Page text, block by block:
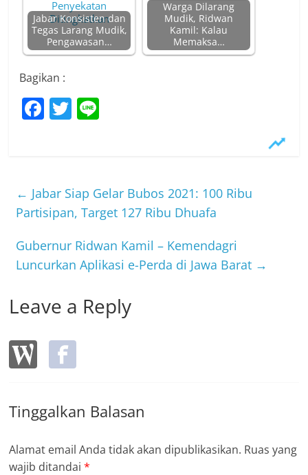
Jabar Konsisten dan
Tegas Larang Mudik,
Pengawasan…
Warga Dilarang
Mudik, Ridwan
Kamil: Kalau
Memaksa…
Bagikan :
F
b
o
o
k
T
← Jabar Siap Gelar Bubos 2021: 100 Ribu
Partisipan, Target 127 Ribu Dhuafa
Gubernur Ridwan Kamil – Kemendagri
Luncurkan Aplikasi e-Perda di Jawa Barat →
Leave a Reply
Tinggalkan Balasan
Alamat email Anda tidak akan dipublikasikan. Ruas yang
wajib ditandai*